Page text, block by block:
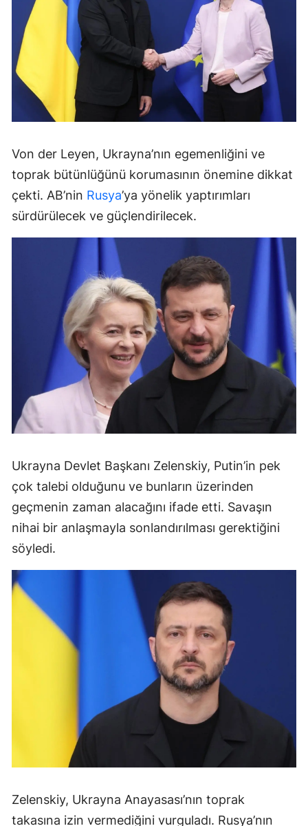
Von der Leyen, Ukrayna’nın egemenliğini ve
toprak bütünlüğünü korumasının önemine dikkat
çekti. AB’nin Rusya’ya yönelik yaptırımları
sürdürülecek ve güçlendirilecek.
Ukrayna Devlet Başkanı Zelenskiy, Putin’in pek
çok talebi olduğunu ve bunların üzerinden
geçmenin zaman alacağını ifade etti. Savaşın
nihai bir anlaşmayla sonlandırılması gerektiğini
söyledi.
Zelenskiy, Ukrayna Anayasası’nın toprak
takasına izin vermediğini vurguladı. Rusya’nın